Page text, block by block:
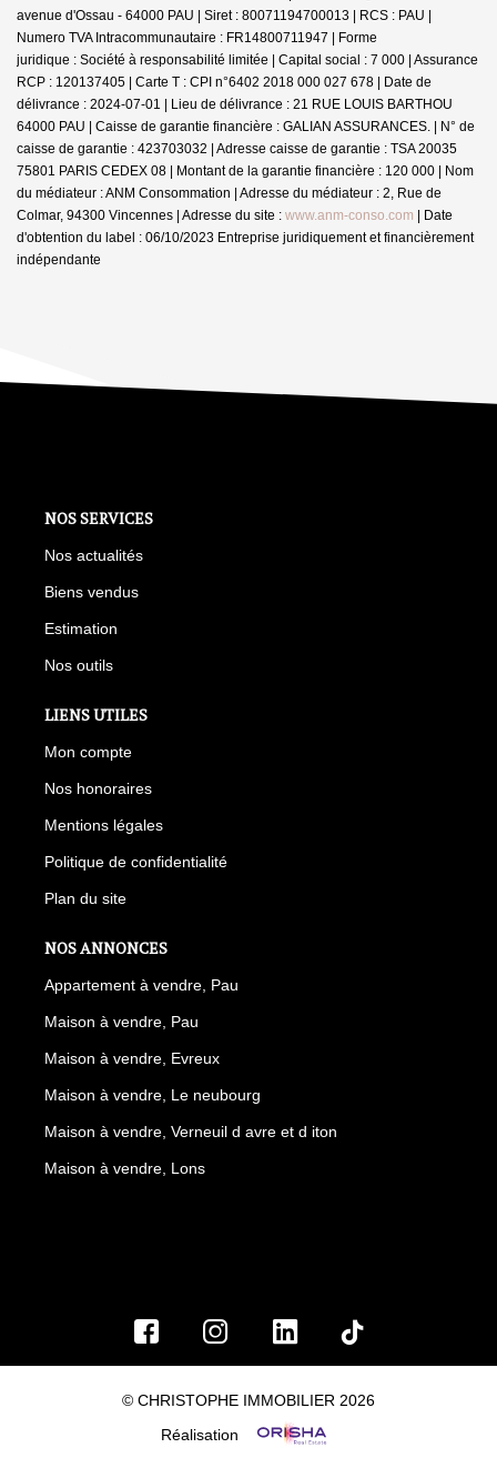
avenue d'Ossau - 64000 PAU | Siret : 80071194700013 | RCS : PAU |
Numero TVA Intracommunautaire : FR14800711947 | Forme
juridique : Société à responsabilité limitée | Capital social : 7 000 | Assurance
RCP : 120137405 | Carte T : CPI n°6402 2018 000 027 678 | Date de
délivrance : 2024-07-01 | Lieu de délivrance : 21 RUE LOUIS BARTHOU
64000 PAU | Caisse de garantie financière : GALIAN ASSURANCES. | N° de
caisse de garantie : 423703032 | Adresse caisse de garantie : TSA 20035
75801 PARIS CEDEX 08 | Montant de la garantie financière : 120 000 | Nom
du médiateur : ANM Consommation | Adresse du médiateur : 2, Rue de
Colmar, 94300 Vincennes | Adresse du site : www.anm-conso.com | Date
d'obtention du label : 06/10/2023 Entreprise juridiquement et financièrement
indépendante
NOS SERVICES
Nos actualités
Biens vendus
Estimation
Nos outils
LIENS UTILES
Mon compte
Nos honoraires
Mentions légales
Politique de confidentialité
Plan du site
NOS ANNONCES
Appartement à vendre, Pau
Maison à vendre, Pau
Maison à vendre, Evreux
Maison à vendre, Le neubourg
Maison à vendre, Verneuil d avre et d iton
Maison à vendre, Lons
© CHRISTOPHE IMMOBILIER 2026
Réalisation